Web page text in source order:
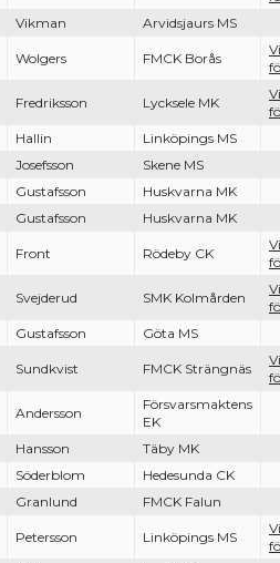
Vikman Arvidsjaurs MS
Wolgers FMCK Borås
Fredriksson Lycksele MK
Hallin
Linköpings MS
Josefsson
Skene MS
Gustafsson
Huskvarna MK
Gustafsson Huskvarna MK
Front Rödeby CK
Svejderud SMK Kolmården
Gustafsson Göta MS
Sundkvist FMCK Strängnäs
Andersson
Försvarsmaktens
EK
Hansson
Täby MK
Söderblom
Hedesunda CK
Granlund FMCK Falun
Petersson Linköpings MS